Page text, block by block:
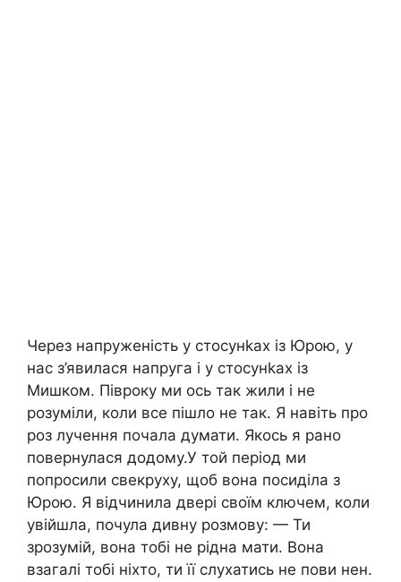
Через напруженість у стосунkах із Юрою, у
нас з’явилася напруга і у стосунkах із
Мишком. Півроку ми ось так жили і не
розуміли, коли все пішло не так. Я навіть про
роз лучення почала думати. Якось я рано
повернулася додому.У той період ми
попросили свекруху, щоб вона посиділа з
Юрою. Я відчинила двері своїм ключем, коли
увійшла, почула дивну розмову: — Ти
зрозумій, вона тобі не рідна мати. Вона
взагалі тобі ніхто, ти її слухатись не пови нен.